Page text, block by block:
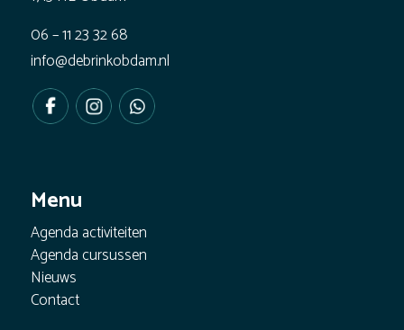
06 – 11 23 32 68
info@debrinkobdam.nl
Menu
Agenda activiteiten
Agenda cursussen
Nieuws
Contact